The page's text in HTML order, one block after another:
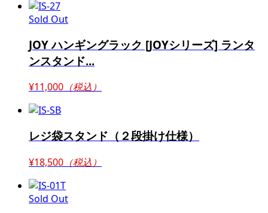
Sold Out
JOY ハンギングラック [JOYシリーズ] ランタ
ンスタンド...
¥11,000 （税込）
レジ袋スタンド（２段掛け仕様）
¥18,500 （税込）
Sold Out